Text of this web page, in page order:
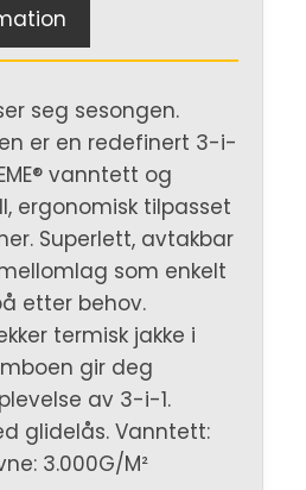
seg sesongen.
er en redefinert 3-i-
vanntett og
ergonomisk tilpasset
Superlett, avtakbar
som enkelt
etter behov.
termisk jakke i
gir deg
av 3-i-1.
glidelås. Vanntett:
3.000G/M²